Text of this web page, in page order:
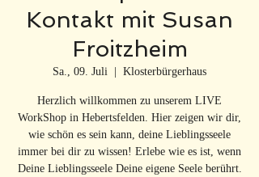
Kontakt mit Susan
Froitzheim
Sa., 09. Juli Klosterbürgerhaus
Herzlich willkommen zu unserem LIVE
WorkShop in Hebertsfelden. Hier zeigen wir dir,
wie schön es sein kann, deine Lieblingsseele
immer bei dir zu wissen! Erlebe wie es ist, wenn
Deine Lieblingsseele Deine eigene Seele berührt.